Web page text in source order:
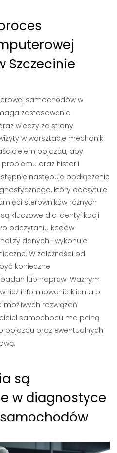
Szczecinie
samochodów w
zastosowania
wiedzy ze strony
w warsztacie mechanik
pojazdu, aby
oraz historii
następuje podłączenie
który odczytuje
sterowników różnych
kluczowe dla identyfikacji
odczytaniu kodów
danych i wykonuje
W zależności od
konieczne
lub napraw. Ważnym
informowanie klienta o
rozwiązań
samochodu ma pełną
pojazdu oraz ewentualnych
są
w diagnostyce